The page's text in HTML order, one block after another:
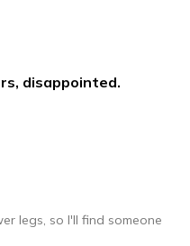
disappointed.
legs, so I'll find someone